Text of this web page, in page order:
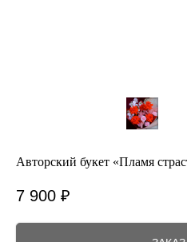
Авторский букет «Пламя
7 900 ₽